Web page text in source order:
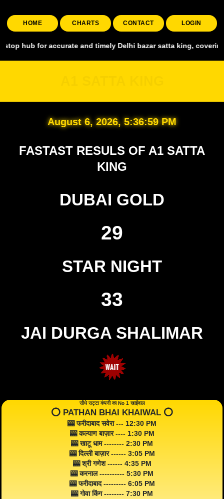
HOME CHARTS CONTACT LOGIN
accurate and timely Delhi bazar satta king, covering all
August 6, 2026, 5:37:00 PM
FASTAST RESULS OF A1 SATTA
KING
DUBAI GOLD
29
STAR NIGHT
33
JAI DURGA SHALIMAR
सीधे सट्टा कंपनी का No 1 खाईवाल
⭕️ PATHAN BHAI KHAIWAL ⭕️
🎰 फरीदाबाद सवेरा --- 12:30 PM
🎰 कल्याण बाज़ार ---- 1:30 PM
🎰 खाटू धाम -------- 2:30 PM
🎰 दिल्ली बाज़ार ------ 3:05 PM
🎰 श्री गणेश ------ 4:35 PM
🎰 करनाल ---------- 5:30 PM
🎰 फरीदाबाद --------- 6:05 PM
🎰 गोवा किंग -------- 7:30 PM